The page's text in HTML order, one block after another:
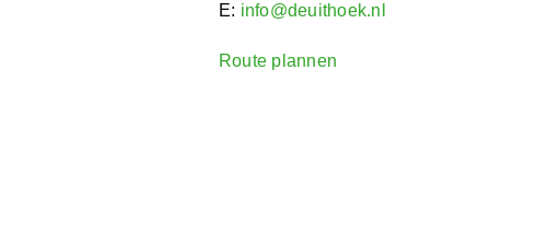
E: info@deuithoek.nl
Route plannen